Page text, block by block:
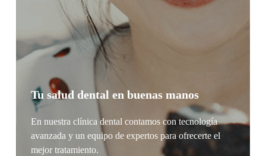
Tu salud dental en buenas manos
En nuestra clínica dental contamos con tecnología
avanzada y un equipo de expertos para ofrecerte el
mejor tratamiento.